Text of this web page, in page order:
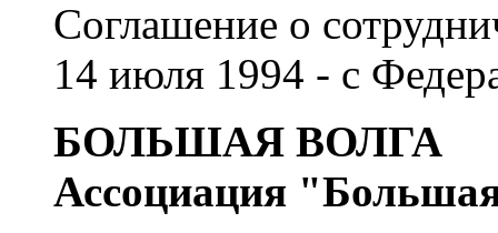
Соглашение о
14 июля 1994 - с
БОЛЬШАЯ ВОЛГА
Ассоциация